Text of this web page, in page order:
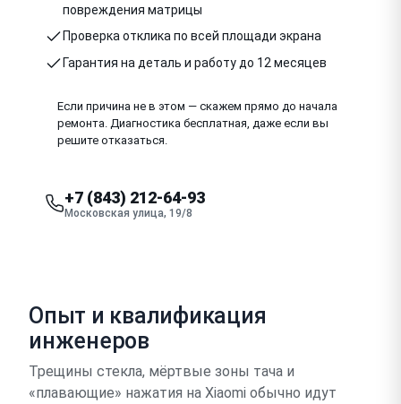
повреждения матрицы
Проверка отклика по всей площади экрана
Гарантия на деталь и работу до 12 месяцев
Если причина не в этом — скажем прямо до начала
ремонта. Диагностика бесплатная, даже если вы
решите отказаться.
+7 (843) 212-64-93
Московская улица, 19/8
Опыт и квалификация
инженеров
Трещины стекла, мёртвые зоны тача и
«плавающие» нажатия на Xiaomi обычно идут